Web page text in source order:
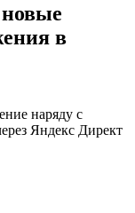
в
наряду с
Яндекс Директ